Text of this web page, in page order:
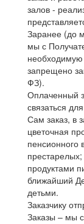
залов -
Заранее (до
мы с
запрещено
ФЗ).
Оплаченный
связаться
Сам заказ, в
цветочная
пенсионного
продуктами
ближайший
детьми.
Заказчику
Заказы – мы